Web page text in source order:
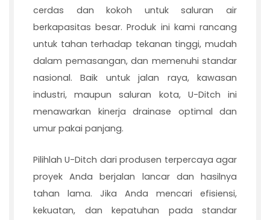
cerdas dan kokoh untuk saluran air
berkapasitas besar. Produk ini kami rancang
untuk tahan terhadap tekanan tinggi, mudah
dalam pemasangan, dan memenuhi standar
nasional. Baik untuk jalan raya, kawasan
industri, maupun saluran kota, U-Ditch ini
menawarkan kinerja drainase optimal dan
umur pakai panjang.
Pilihlah U-Ditch dari produsen terpercaya agar
proyek Anda berjalan lancar dan hasilnya
tahan lama. Jika Anda mencari efisiensi,
kekuatan, dan kepatuhan pada standar